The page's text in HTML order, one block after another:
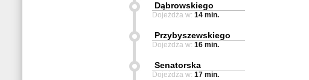
Dąbrowskiego
Dojeżdża w: 14 min.
Przybyszewskiego
Dojeżdża w: 16 min.
Senatorska
Dojeżdża w: 17 min.